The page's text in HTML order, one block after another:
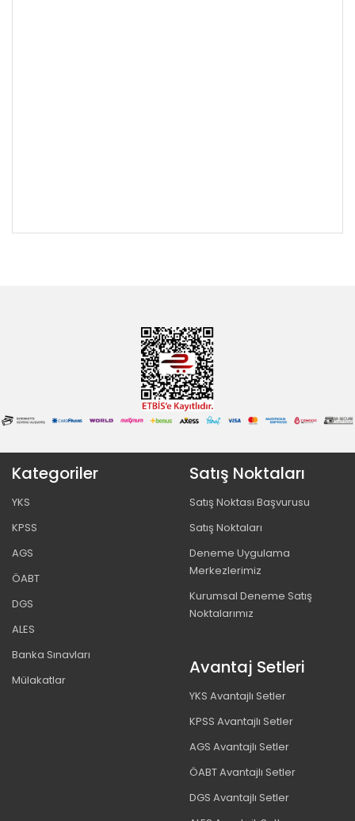
Kategoriler
YKS
KPSS
AGS
ÖABT
DGS
ALES
Banka Sınavları
Mülakatlar
Satış Noktaları
Satış Noktası Başvurusu
Satış Noktaları
Deneme Uygulama
Merkezlerimiz
Kurumsal Deneme Satış
Noktalarımız
Avantaj Setleri
YKS Avantajlı Setler
KPSS Avantajlı Setler
AGS Avantajlı Setler
ÖABT Avantajlı Setler
DGS Avantajlı Setler